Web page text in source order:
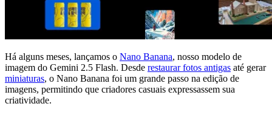
Há alguns meses, lançamos o Nano Banana, nosso modelo de
imagem do Gemini 2.5 Flash. Desde restaurar fotos antigas até gerar
miniaturas, o Nano Banana foi um grande passo na edição de
imagens, permitindo que criadores casuais expressassem sua
criatividade.